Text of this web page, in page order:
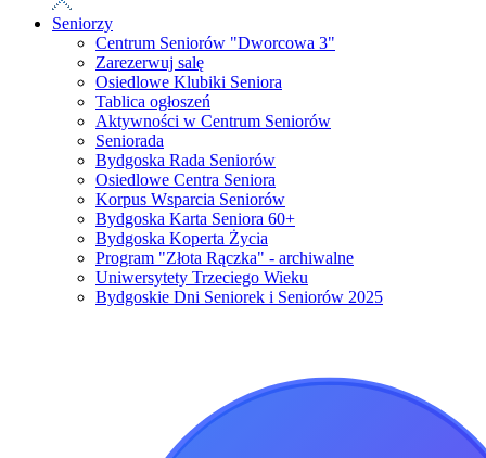
Seniorzy
Centrum Seniorów "Dworcowa 3"
Zarezerwuj salę
Osiedlowe Klubiki Seniora
Tablica ogłoszeń
Aktywności w Centrum Seniorów
Seniorada
Bydgoska Rada Seniorów
Osiedlowe Centra Seniora
Korpus Wsparcia Seniorów
Bydgoska Karta Seniora 60+
Bydgoska Koperta Życia
Program "Złota Rączka" - archiwalne
Uniwersytety Trzeciego Wieku
Bydgoskie Dni Seniorek i Seniorów 2025